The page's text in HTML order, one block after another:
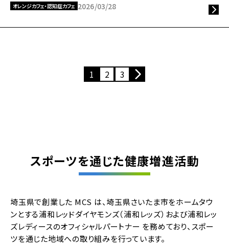
オレンジカフェ・認知症カフェ 2026/03/28
1 2 3
スポーツを通じた健康増進活動
埼玉県で創業した MCS は、埼玉県さいたま市をホームタウ
ンとする浦和レッドダイヤモンズ（浦和レッズ）および浦和レッ
ズレディースのオフィシャルパートナー を務めており、スポー
ツを通じた地域への取り組みを行っています。